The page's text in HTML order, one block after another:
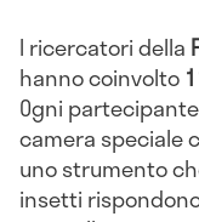
I ricercatori della
hanno coinvolto
Ogni
camera speciale
uno strumento
insetti